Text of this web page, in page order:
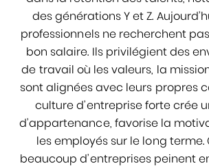
des générations Y et Z.
professionnels ne recherchent
bon salaire. Ils privilégient des
de travail où les valeurs, la
sont alignées avec leurs propres
culture d’entreprise forte crée
d’appartenance, favorise la
les employés sur le long terme.
beaucoup d’entreprises peinent